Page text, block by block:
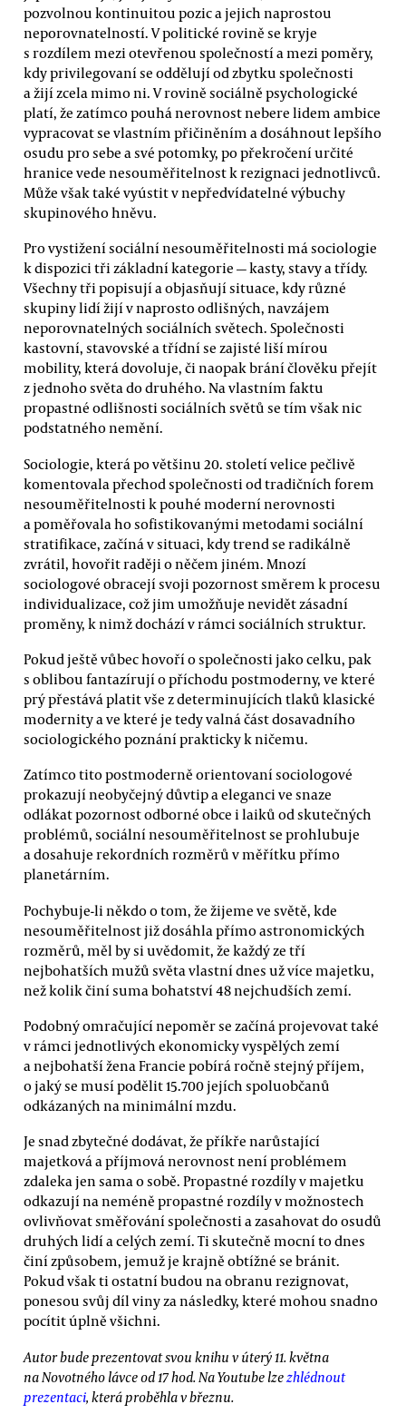
pozvolnou kontinuitou pozic a jejich naprostou
neporovnatelností. V politické rovině se kryje
s rozdílem mezi otevřenou společností a mezi poměry,
kdy privilegovaní se oddělují od zbytku společnosti
a žijí zcela mimo ni. V rovině sociálně psychologické
platí, že zatímco pouhá nerovnost nebere lidem ambice
vypracovat se vlastním přičiněním a dosáhnout lepšího
osudu pro sebe a své potomky, po překročení určité
hranice vede nesouměřitelnost k rezignaci jednotlivců.
Může však také vyústit v nepředvídatelné výbuchy
skupinového hněvu.
Pro vystižení sociální nesouměřitelnosti má sociologie
k dispozici tři základní kategorie — kasty, stavy a třídy.
Všechny tři popisují a objasňují situace, kdy různé
skupiny lidí žijí v naprosto odlišných, navzájem
neporovnatelných sociálních světech. Společnosti
kastovní, stavovské a třídní se zajisté liší mírou
mobility, která dovoluje, či naopak brání člověku přejít
z jednoho světa do druhého. Na vlastním faktu
propastné odlišnosti sociálních světů se tím však nic
podstatného nemění.
Sociologie, která po většinu 20. století velice pečlivě
komentovala přechod společnosti od tradičních forem
nesouměřitelnosti k pouhé moderní nerovnosti
a poměřovala ho sofistikovanými metodami sociální
stratifikace, začíná v situaci, kdy trend se radikálně
zvrátil, hovořit raději o něčem jiném. Mnozí
sociologové obracejí svoji pozornost směrem k procesu
individualizace, což jim umožňuje nevidět zásadní
proměny, k nimž dochází v rámci sociálních struktur.
Pokud ještě vůbec hovoří o společnosti jako celku, pak
s oblibou fantazírují o příchodu postmoderny, ve které
prý přestává platit vše z determinujících tlaků klasické
modernity a ve které je tedy valná část dosavadního
sociologického poznání prakticky k ničemu.
Zatímco tito postmoderně orientovaní sociologové
prokazují neobyčejný důvtip a eleganci ve snaze
odlákat pozornost odborné obce i laiků od skutečných
problémů, sociální nesouměřitelnost se prohlubuje
a dosahuje rekordních rozměrů v měřítku přímo
planetárním.
Pochybuje-li někdo o tom, že žijeme ve světě, kde
nesouměřitelnost již dosáhla přímo astronomických
rozměrů, měl by si uvědomit, že každý ze tří
nejbohatších mužů světa vlastní dnes už více majetku,
než kolik činí suma bohatství 48 nejchudších zemí.
Podobný omračující nepoměr se začíná projevovat také
v rámci jednotlivých ekonomicky vyspělých zemí
a nejbohatší žena Francie pobírá ročně stejný příjem,
o jaký se musí podělit 15.700 jejích spoluobčanů
odkázaných na minimální mzdu.
Je snad zbytečné dodávat, že příkře narůstající
majetková a příjmová nerovnost není problémem
zdaleka jen sama o sobě. Propastné rozdíly v majetku
odkazují na neméně propastné rozdíly v možnostech
ovlivňovat směřování společnosti a zasahovat do osudů
druhých lidí a celých zemí. Ti skutečně mocní to dnes
činí způsobem, jemuž je krajně obtížné se bránit.
Pokud však ti ostatní budou na obranu rezignovat,
ponesou svůj díl viny za následky, které mohou snadno
pocítit úplně všichni.
Autor bude prezentovat svou knihu v úterý 11. května
na Novotného lávce od 17 hod. Na Youtube lzezhlédnout
prezentaci, která proběhla v březnu.